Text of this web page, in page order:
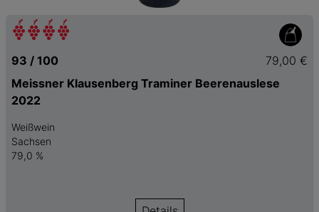
93 / 100
79,00 €
Meissner Klausenberg Traminer Beerenauslese
2022
Weißwein
Sachsen
79,0 %